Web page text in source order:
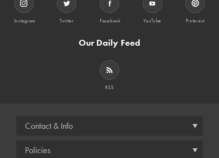
Instagram Twitter Facebook YouTube Pinterest
Our Daily Feed
RSS
Contact & Info
Policies